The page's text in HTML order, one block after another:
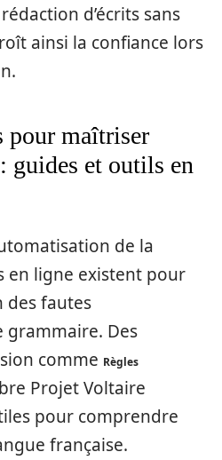
d’écrits sans
ainsi la confiance lors
pour maîtriser
guides et outils en
de la
en ligne existent pour
des fautes
grammaire. Des
comme Règles
Projet Voltaire
pour comprendre
française.